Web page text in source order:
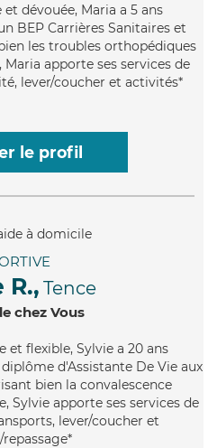
dévouée, Maria a 5 ans
BEP Carrières Sanitaires et
les troubles orthopédiques
apporte ses services de
lever/coucher et activités*
le profil
R., Tence
chez Vous
et flexible, Sylvie a 20 ans
d'Assistante De Vie aux
bien la convalescence
Sylvie apporte ses services de
lever/coucher et
repassage*